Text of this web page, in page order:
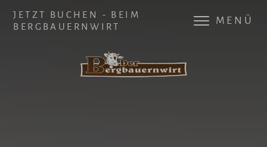
JETZT BUCHEN - BEIM
BERGBAUERNWIRT
MENÜ